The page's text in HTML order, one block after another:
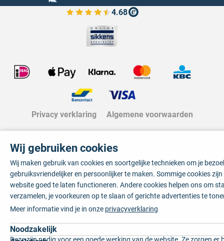
4.68
Bekijk de verfplaza beoordelingen
Privacy verklaring Algemene voorwaarden
Wij gebruiken cookies
Wij maken gebruik van cookies en soortgelijke technieken om je
gebruiksvriendelijker en persoonlijker te maken. Sommige cookies
website goed te laten functioneren. Andere cookies helpen ons om
verzamelen, je voorkeuren op te slaan of gerichte advertenties te
Meer informatie vind je in onze privacyverklaring
Noodzakelijk